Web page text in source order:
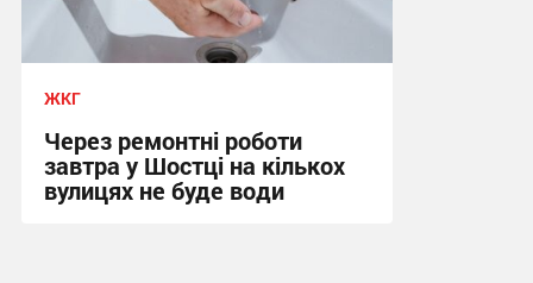
ЖКГ
Через ремонтні роботи
завтра у Шостці на кількох
вулицях не буде води